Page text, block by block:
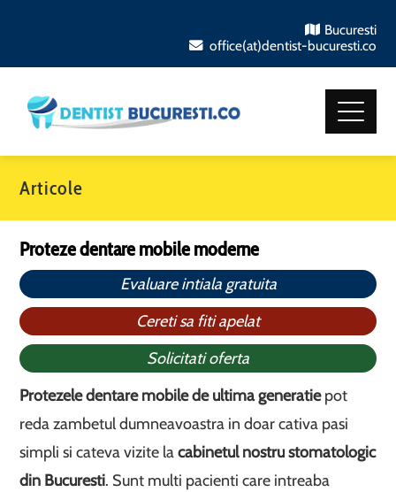
Bucuresti
office(at)dentist-bucuresti.co
Articole
Proteze dentare mobile moderne
Evaluare intiala gratuita
Cereti sa fiti apelat
Solicitati oferta
Protezele dentare mobile de ultima generatiepot
reda zambetul dumneavoastra in doar cativa pasi
simpli si cateva vizite lacabinetul nostru stomatologic
din Bucuresti. Sunt multi pacienti care intreaba